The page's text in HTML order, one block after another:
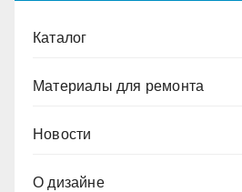
Каталог
Материалы для ремонта
Новости
О дизайне